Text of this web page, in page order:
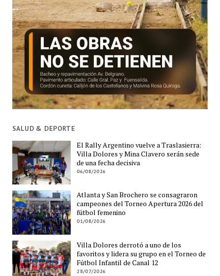
SALUD & DEPORTE
El Rally Argentino vuelve a Traslasierra:
Villa Dolores y Mina Clavero serán sede
de una fecha decisiva
06/08/2026
Atlanta y San Brochero se consagraron
campeones del Torneo Apertura 2026 del
fútbol femenino
01/08/2026
Villa Dolores derrotó a uno de los
favoritos y lidera su grupo en el Torneo de
Fútbol Infantil de Canal 12
28/07/2026